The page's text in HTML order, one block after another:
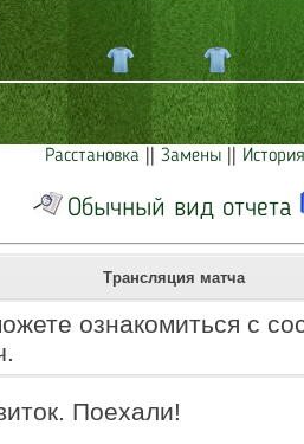
Расстановка Замены
Обычный вид отчета
Трансляция матча
ознакомиться с
Поехали!